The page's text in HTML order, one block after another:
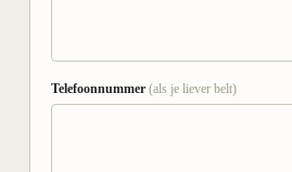
Telefoonnummer (als je liever belt)